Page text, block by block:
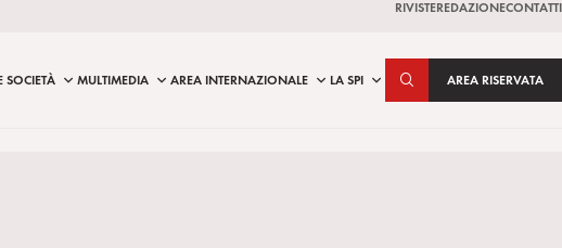
RIVISTEREDAZIONECONTATTI
SOCIETÀ MULTIMEDIA AREA INTERNAZIONALE LA SPI AREA RISERVATA